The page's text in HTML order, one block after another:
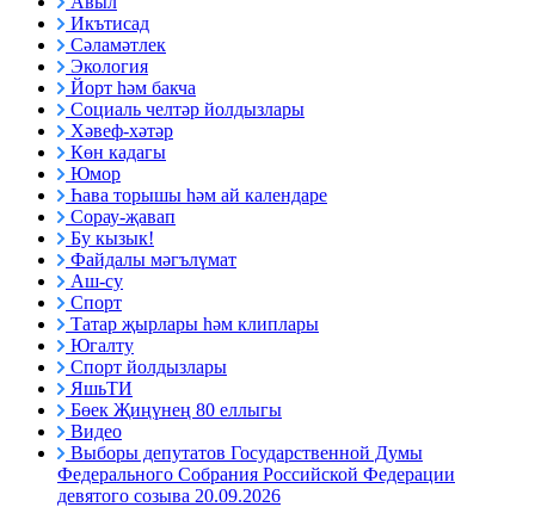
Икътисад
Сәламәтлек
Экология
Йорт һәм бакча
Социаль челтәр йолдызлары
Хәвеф-хәтәр
Көн кадагы
Юмор
Һава торышы һәм ай календаре
Сорау-җавап
Бу кызык!
Файдалы мәгълүмат
Аш-су
Спорт
Татар җырлары һәм клиплары
Югалту
Спорт йолдызлары
ЯшьТИ
Бөек Җиңүнең 80 еллыгы
Видео
Выборы депутатов Государственной Думы
Федерального Собрания Российской Федерации
девятого созыва 20.09.2026